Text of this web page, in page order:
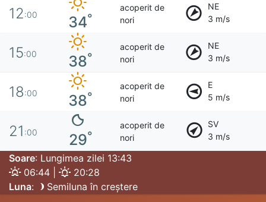
12:00 34°
acoperit de
nori
NE
3 m/s
15:00 38°
acoperit de
nori
NE
3 m/s
18:00 38°
acoperit de
nori
E
5 m/s
21 :00 29°
acoperit de
nori
SV
3 m/s
Soare: Lungimea zilei 13:43
06:44 |
20:28
Luna: Semiluna în creștere